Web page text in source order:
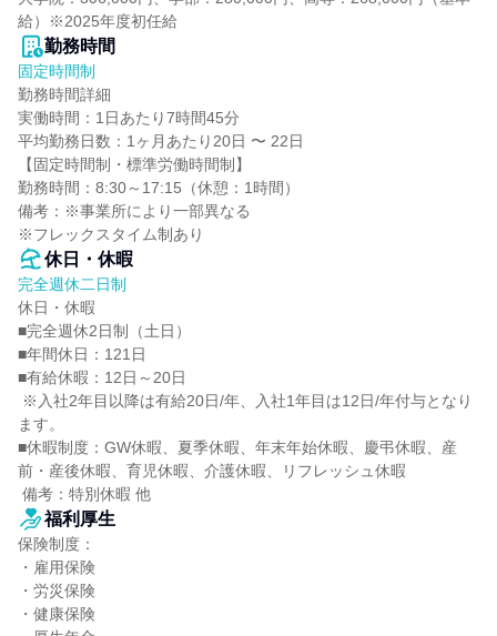
給）※2025年度初任給
勤務時間
固定時間制
勤務時間詳細
実働時間：1日あたり7時間45分
平均勤務日数：1ヶ月あたり20日 〜 22日
【固定時間制・標準労働時間制】
勤務時間：8:30～17:15（休憩：1時間）
備考：※事業所により一部異なる
※フレックスタイム制あり
休日・休暇
完全週休二日制
休日・休暇
■完全週休2日制（土日）
■年間休日：121日
■有給休暇：12日～20日
ます。
■休暇制度：GW休暇、夏季休暇、年末年始休暇、慶弔休暇、産
前・産後休暇、育児休暇、介護休暇、リフレッシュ休暇
備考：特別休暇 他
福利厚生
保険制度：
・雇用保険
・労災保険
・健康保険